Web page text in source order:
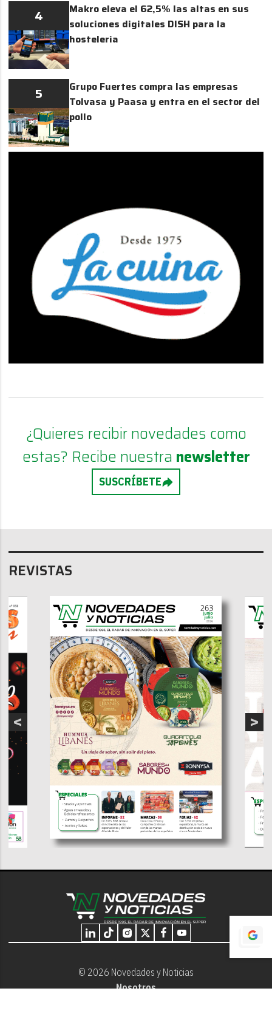
4
Makro eleva el 62,5% las altas en sus
soluciones digitales DISH para la
hostelería
5
Grupo Fuertes compra las empresas
Tolvasa y Paasa y entra en el sector del
pollo
¿Quieres recibir novedades como
estas? Recibe nuestra newsletter
SUSCRÍBETE
REVISTAS
© 2026 Novedades y Noticias
Nosotros